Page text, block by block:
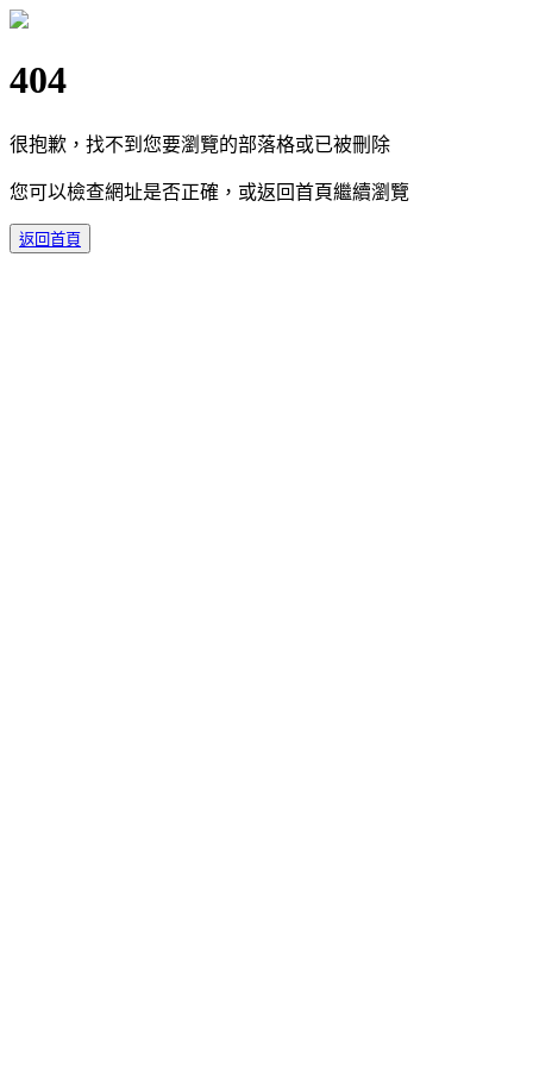
404
很抱歉，找不到您要瀏覽的部落格或已被刪除
您可以檢查網址是否正確，或返回首頁繼續瀏覽
返回首頁